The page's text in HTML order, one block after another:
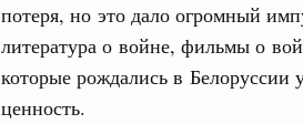
потеря, но это дало огромный
литература о войне, фильмы о
которые рождались в Белоруссии
ценность.